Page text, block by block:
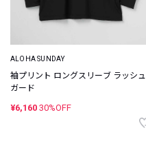
ALOHA SUNDAY
袖プリント ロングスリーブ ラッシュ
ガード
¥6,160 30%OFF